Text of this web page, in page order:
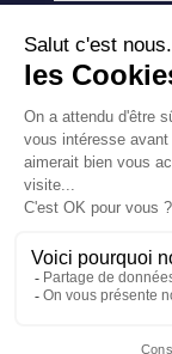
conseils d’experts
m'inscrire
COPYRIGHT ©
LÉGALES/
À compter du 8 août,